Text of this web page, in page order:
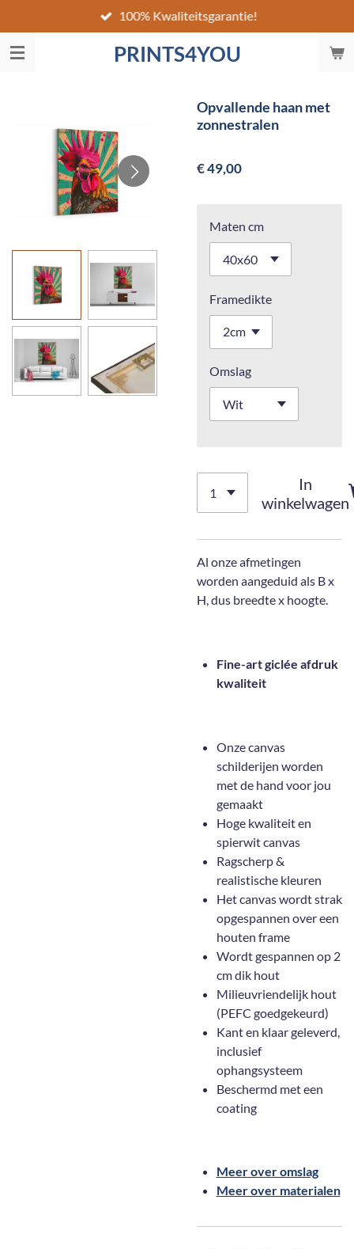
direct
naar
PRINTS4YOU
100% Kwaliteitsgarantie!
Opvallende haan met
zonnestralen
€ 49,00
Maten cm
Framedikte
Omslag
In
winkelwagen
Al onze afmetingen
worden aangeduid als B x
H, dus breedte x hoogte.
Fine-art giclée afdruk
kwaliteit
Onze canvas
schilderijen worden
met de hand voor jou
gemaakt
Hoge kwaliteit en
spierwit canvas
Ragscherp &
realistische kleuren
Het canvas wordt strak
opgespannen over een
houten frame
Wordt gespannen op 2
cm dik hout
Milieuvriendelijk hout
(PEFC goedgekeurd)
Kant en klaar geleverd,
inclusief
ophangsysteem
Beschermd met een
coating
Meer over omslag
Meer over materialen